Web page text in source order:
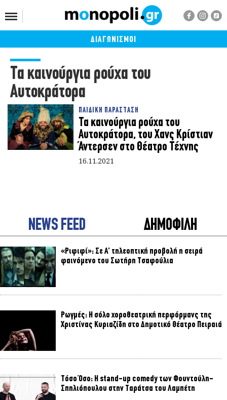
ΔΙΑΓΩΝΙΣΜΟΙ
Τα καινούργια ρούχα του
Αυτοκράτορα
ΠΑΙΔΙΚΗ ΠΑΡΑΣΤΑΣΗ
Τα καινούργια ρούχα του
Αυτοκράτορα, του Χανς Κρίστιαν
Άντερσεν στο Θέατρο Τέχνης
16.11.2021
NEWS FEED ΔΗΜΟΦΙΛΗ
«Ριφιφί»: Σε Α’ τηλεοπτική προβολή η σειρά
φαινόμενο του Σωτήρη Τσαφούλια
Ρωγμές: Η σόλο χοροθεατρική περφόρμανς της
Χριστίνας Κυριαζίδη στο Δημοτικό Θέατρο Πειραιά
Τόσο Όσο: Η stand-up comedy των Φουντούλη-
Σπηλιόπουλου στην Ταράτσα του Λαμπέτη